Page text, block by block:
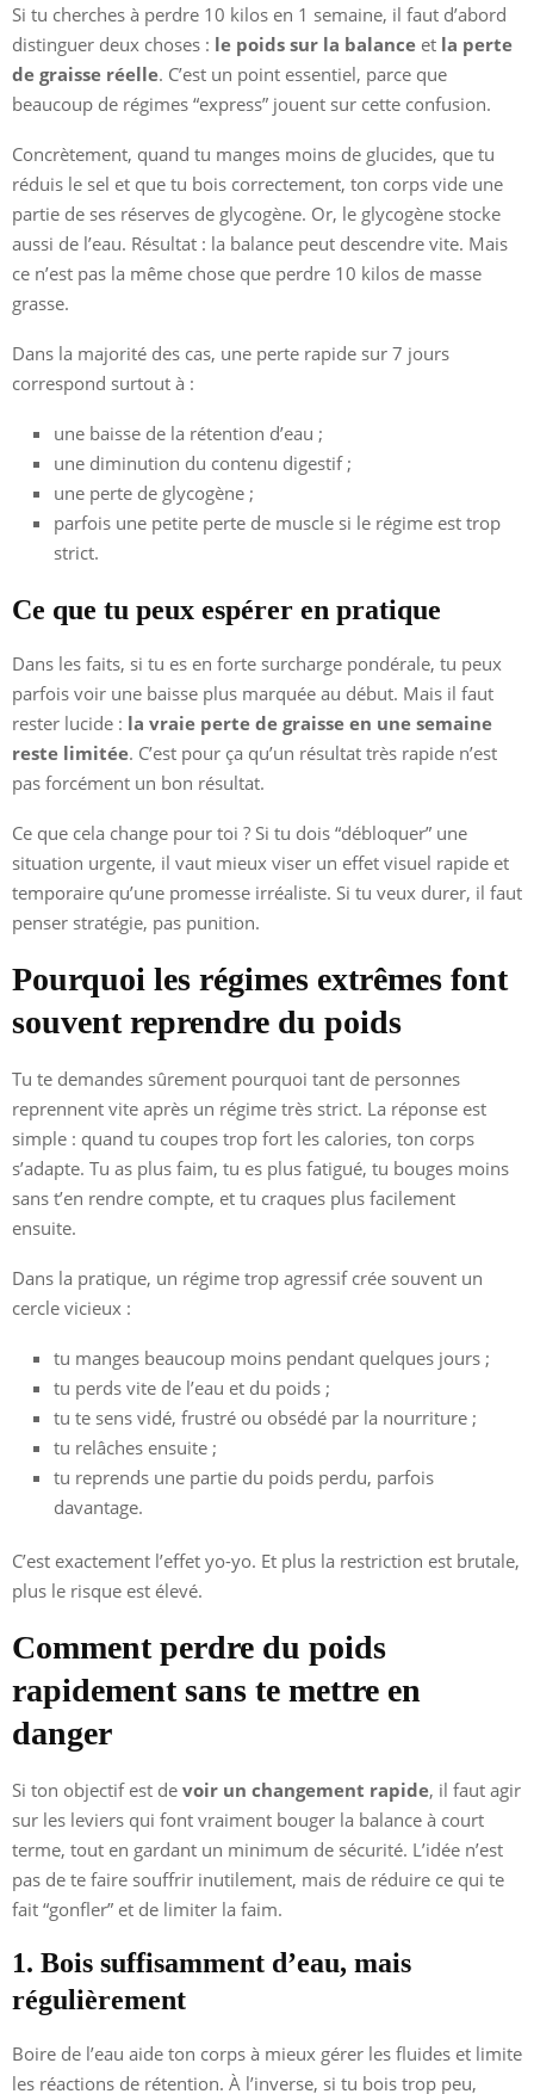
Si tu cherches à perdre 10 kilos en 1 semaine, il faut d’abord
distinguer deux choses : le poids sur la balance et la perte
de graisse réelle. C’est un point essentiel, parce que
beaucoup de régimes “express” jouent sur cette confusion.
Concrètement, quand tu manges moins de glucides, que tu
réduis le sel et que tu bois correctement, ton corps vide une
partie de ses réserves de glycogène. Or, le glycogène stocke
aussi de l’eau. Résultat : la balance peut descendre vite. Mais
ce n’est pas la même chose que perdre 10 kilos de masse
grasse.
Dans la majorité des cas, une perte rapide sur 7 jours
correspond surtout à :
une baisse de la rétention d’eau ;
une diminution du contenu digestif ;
une perte de glycogène ;
parfois une petite perte de muscle si le régime est trop
strict.
Ce que tu peux espérer en pratique
Dans les faits, si tu es en forte surcharge pondérale, tu peux
parfois voir une baisse plus marquée au début. Mais il faut
rester lucide : la vraie perte de graisse en une semaine
reste limitée. C’est pour ça qu’un résultat très rapide n’est
pas forcément un bon résultat.
Ce que cela change pour toi ? Si tu dois “débloquer” une
situation urgente, il vaut mieux viser un effet visuel rapide et
temporaire qu’une promesse irréaliste. Si tu veux durer, il faut
penser stratégie, pas punition.
Pourquoi les régimes extrêmes font
souvent reprendre du poids
Tu te demandes sûrement pourquoi tant de personnes
reprennent vite après un régime très strict. La réponse est
simple : quand tu coupes trop fort les calories, ton corps
s’adapte. Tu as plus faim, tu es plus fatigué, tu bouges moins
sans t’en rendre compte, et tu craques plus facilement
ensuite.
Dans la pratique, un régime trop agressif crée souvent un
cercle vicieux :
tu manges beaucoup moins pendant quelques jours ;
tu perds vite de l’eau et du poids ;
tu te sens vidé, frustré ou obsédé par la nourriture ;
tu relâches ensuite ;
tu reprends une partie du poids perdu, parfois
davantage.
C’est exactement l’effet yo-yo. Et plus la restriction est brutale,
plus le risque est élevé.
Comment perdre du poids
rapidement sans te mettre en
danger
Si ton objectif est de voir un changement rapide, il faut agir
sur les leviers qui font vraiment bouger la balance à court
terme, tout en gardant un minimum de sécurité. L’idée n’est
pas de te faire souffrir inutilement, mais de réduire ce qui te
fait “gonfler” et de limiter la faim.
1. Bois suffisamment d’eau, mais
régulièrement
Boire de l’eau aide ton corps à mieux gérer les fluides et limite
les réactions de rétention. À l’inverse, si tu bois trop peu,